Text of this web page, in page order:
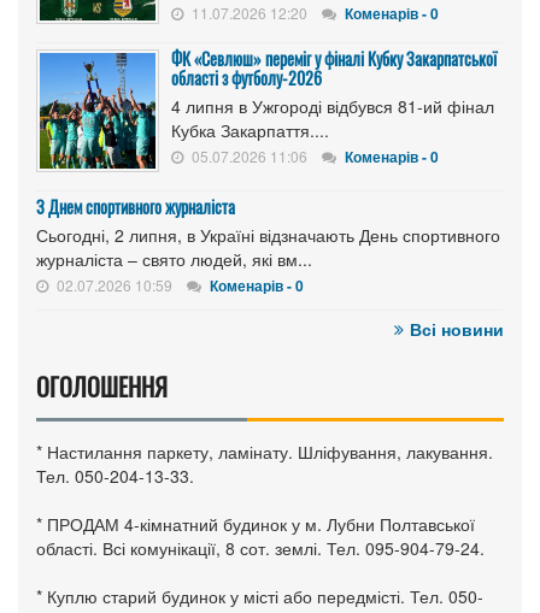
11.07.2026 12:20 Коменарів - 0
ФК «Севлюш» переміг у фіналі Кубку Закарпатської
області з футболу-2026
4 липня в Ужгороді відбувся 81-ий фінал
Кубка Закарпаття....
05.07.2026 11:06 Коменарів - 0
З Днем спортивного журналіста
Сьогодні, 2 липня, в Україні відзначають День спортивного
журналіста – свято людей, які вм...
02.07.2026 10:59 Коменарів - 0
Всі новини
ОГОЛОШЕННЯ
* Настилання паркету, ламінату. Шліфування, лакування.
Тел. 050-204-13-33.
* ПРОДАМ 4-кімнатний будинок у м. Лубни Полтавської
області. Всі комунікації, 8 сот. землі. Тел. 095-904-79-24.
* Куплю старий будинок у місті або передмісті. Тел. 050-